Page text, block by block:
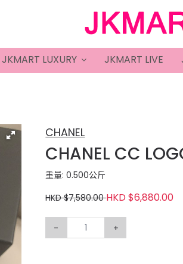
JKMART LUXURY JKMART LIVE
CHANEL
CHANEL CC
重量: 0.500公斤
HKD $7,580.00HKD $6,880.00
- +